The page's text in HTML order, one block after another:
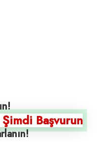
Başvurun